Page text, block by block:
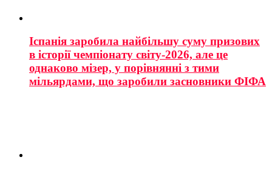
Іспанія заробила найбільшу суму призових
в історії чемпіонату світу-2026, але це
однаково мізер, у порівнянні з тими
мільярдами, що заробили засновники ФІФА